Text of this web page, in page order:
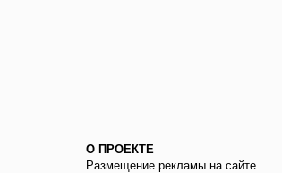
О ПРОЕКТЕ
Размещение рекламы на сайте